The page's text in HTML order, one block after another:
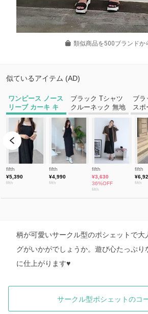
類似商品を500ブランドか
柄が可愛いサークル型のポシェットで大
グがいかがでしょうか。遊び心たっぷり
に仕上がります♥
サークル型ポシェットのコ